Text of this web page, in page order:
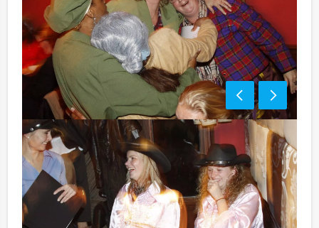
Prijs:
10 - 12 personen € 52,50 p.p. excl. 9% BTW
13 - > personen € 47,50 p.p. excl. 9% BTW
Bezorgkosten (meerprijs):